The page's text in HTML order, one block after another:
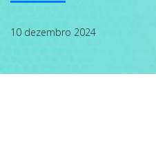
10 dezembro 2024